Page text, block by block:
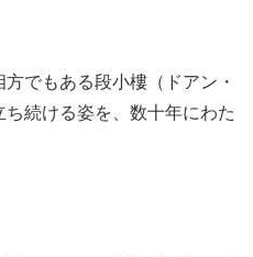
でもある段小樓（ドアン・
続ける姿を、数十年にわた